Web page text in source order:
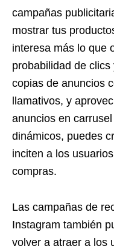
campañas
mostrar tus
interesa más lo que
probabilidad de
copias de anuncios
llamativos, y
anuncios en
dinámicos, puedes
inciten a los
compras.
Las campañas de
Instagram también
volver a atraer a los